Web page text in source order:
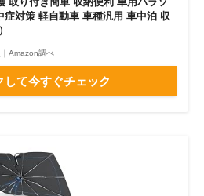
対策 軽自動車 車種汎用 車中泊 収
Amazon調べ
して今すぐチェック